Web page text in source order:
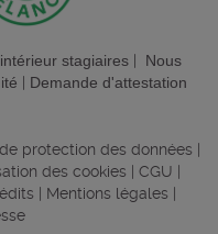
stagiaires| Nous
Demande d'attestation
protection des données
des cookies CGU
Mentions légales